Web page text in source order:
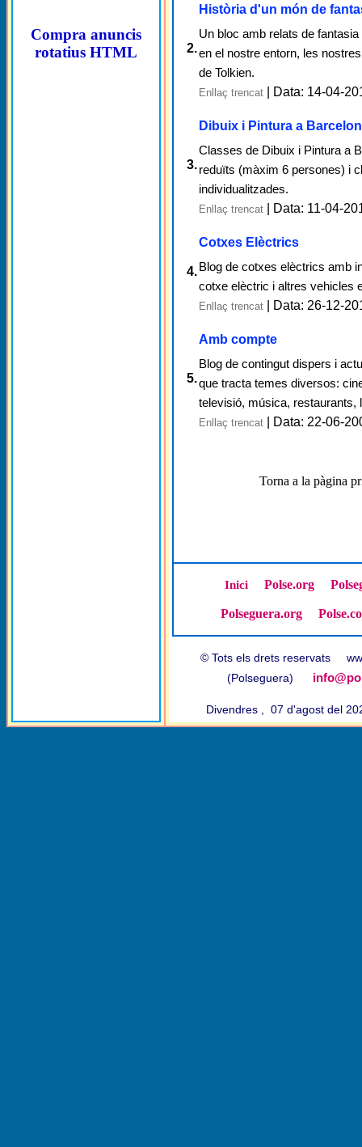
Compra anuncis
rotatius HTML
2.
Història d'un món de
Un bloc amb relats de
en el nostre entorn, les
de Tolkien.
Enllaç trencat | Data: 14-04-
3.
Dibuix i Pintura a
Classes de Dibuix i Pintura a
reduïts (màxim 6 persones) i
individualitzades.
Enllaç trencat | Data: 11-04-
4.
Cotxes Elèctrics
Blog de cotxes elèctrics amb
cotxe elèctric i altres vehicles
Enllaç trencat | Data: 26-12-
5.
Amb compte
Blog de contingut dispers i
que tracta temes diversos:
televisió, música, restaurants,
Enllaç trencat | Data: 22-06-
Torna a la pàgina
Inici Polse.org
Polseguera.org
© Tots els drets reservats
(Polseguera)
Divendres , 07 d'agost del